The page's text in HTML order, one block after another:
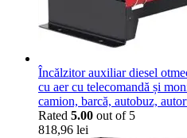
Încălzitor auxiliar diesel
cu aer cu telecomandă și
camion, barcă, autobuz,
Rated 5.00 out of 5
818,96 lei